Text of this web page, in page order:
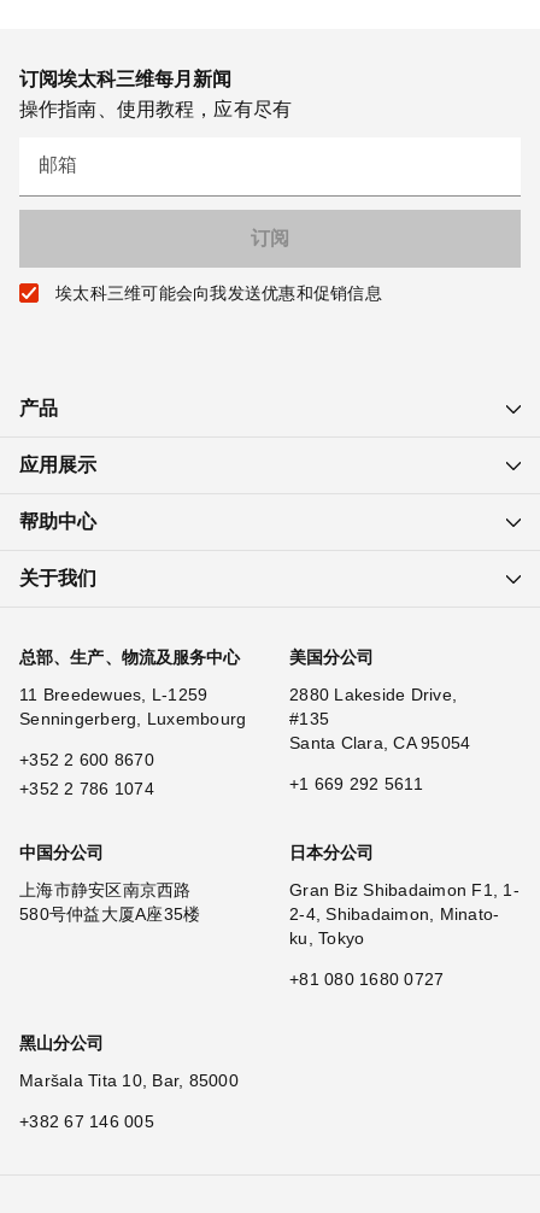
订阅埃太科三维每月新闻
操作指南、使用教程，应有尽有
邮箱
埃太科三维可能会向我发送优惠和促销信息
产品
应用展示
帮助中心
关于我们
总部、生产、物流及服务中心
11 Breedewues, L-1259
Senningerberg, Luxembourg
+352 2 600 8670
+352 2 786 1074
美国分公司
2880 Lakeside Drive,
#135
Santa Clara, CA 95054
+1 669 292 5611
中国分公司
上海市静安区南京西路
580号仲益大厦A座35楼
日本分公司
Gran Biz Shibadaimon F1, 1-
2-4, Shibadaimon, Minato-
ku, Tokyo
+81 080 1680 0727
黑山分公司
Maršala Tita 10, Bar, 85000
+382 67 146 005